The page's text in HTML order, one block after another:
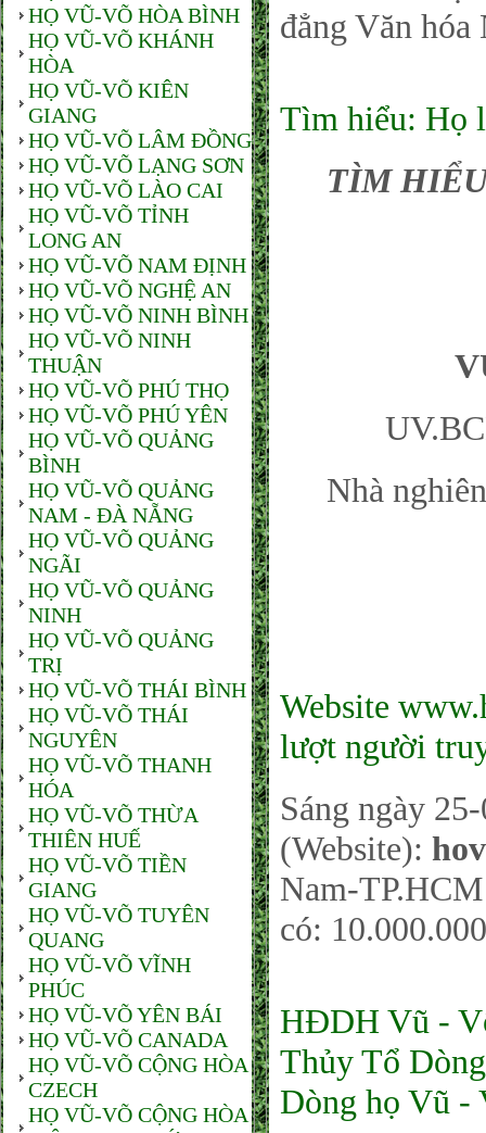
HỌ VŨ-VÕ HÒA BÌNH
HỌ VŨ-VÕ KHÁNH
HÒA
HỌ VŨ-VÕ KIÊN
GIANG
HỌ VŨ-VÕ LÂM ĐỒNG
HỌ VŨ-VÕ LẠNG SƠN
HỌ VŨ-VÕ LÀO CAI
HỌ VŨ-VÕ TỈNH
LONG AN
HỌ VŨ-VÕ NAM ĐỊNH
HỌ VŨ-VÕ NGHỆ AN
HỌ VŨ-VÕ NINH BÌNH
HỌ VŨ-VÕ NINH
THUẬN
HỌ VŨ-VÕ PHÚ THỌ
HỌ VŨ-VÕ PHÚ YÊN
HỌ VŨ-VÕ QUẢNG
BÌNH
HỌ VŨ-VÕ QUẢNG
NAM - ĐÀ NẴNG
HỌ VŨ-VÕ QUẢNG
NGÃI
HỌ VŨ-VÕ QUẢNG
NINH
HỌ VŨ-VÕ QUẢNG
TRỊ
HỌ VŨ-VÕ THÁI BÌNH
HỌ VŨ-VÕ THÁI
NGUYÊN
HỌ VŨ-VÕ THANH
HÓA
HỌ VŨ-VÕ THỪA
THIÊN HUẾ
HỌ VŨ-VÕ TIỀN
GIANG
HỌ VŨ-VÕ TUYÊN
QUANG
HỌ VŨ-VÕ VĨNH
PHÚC
HỌ VŨ-VÕ YÊN BÁI
HỌ VŨ-VÕ CANADA
HỌ VŨ-VÕ CỘNG HÒA
CZECH
HỌ VŨ-VÕ CỘNG HÒA
đẳng Văn hóa
Tìm hiểu: Họ
TÌM
Nhà
Website
lượt người
Sáng ngày
(Website):
Nam-
có:
HĐDH Vũ -
Thủy Tổ
Dòng họ Vũ -